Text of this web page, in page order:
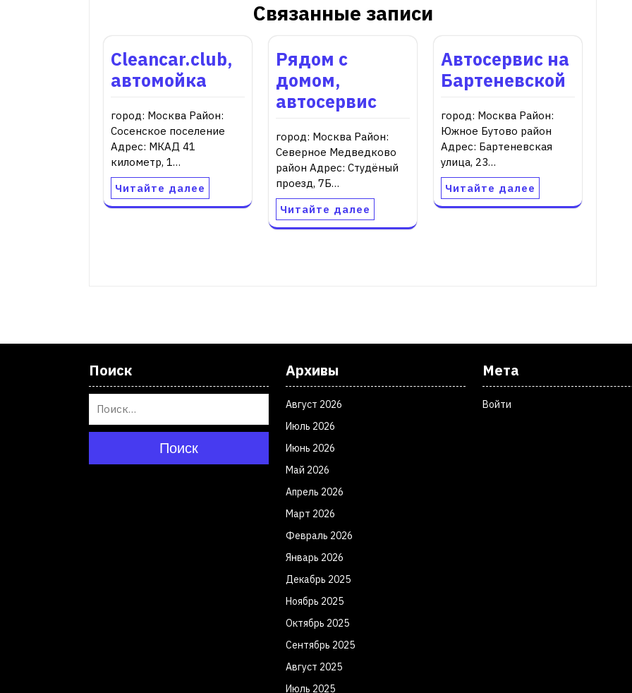
Связанные записи
Cleancar.club,
автомойка
город: Москва Район:
Сосенское поселение
Адрес: МКАД 41
километр, 1…
Читайте далее
Рядом с
домом,
автосервис
город: Москва Район:
Северное Медведково
район Адрес: Студёный
проезд, 7Б…
Читайте далее
Автосервис на
Бартеневской
город: Москва Район:
Южное Бутово район
Адрес: Бартеневская
улица, 23…
Читайте далее
Поиск
Поиск
Архивы
Август 2026
Июль 2026
Июнь 2026
Май 2026
Апрель 2026
Март 2026
Февраль 2026
Январь 2026
Декабрь 2025
Ноябрь 2025
Октябрь 2025
Сентябрь 2025
Август 2025
Июль 2025
Мета
Войти